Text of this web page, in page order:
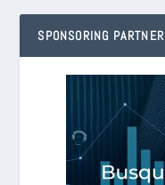
SPONSORING PARTNER